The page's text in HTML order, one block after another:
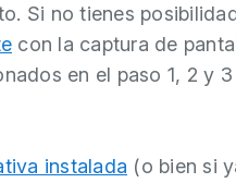
Si no tienes
con la captura de
en el paso 1, 2 y
instalada (o bien si